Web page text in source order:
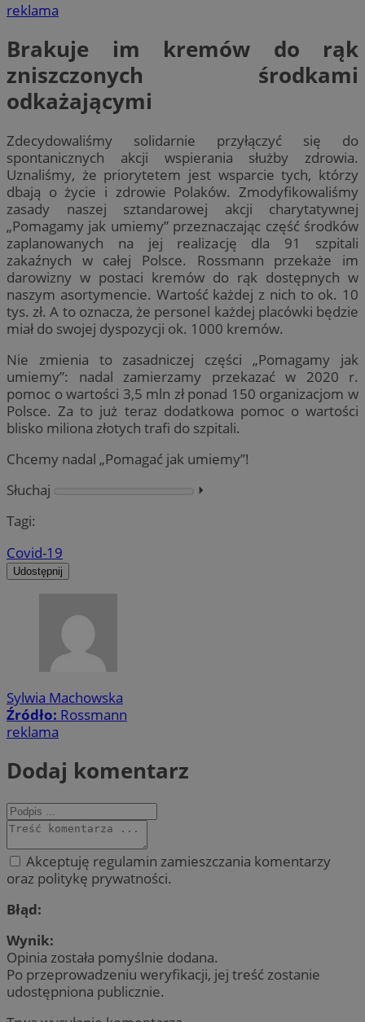
reklama
Brakuje im kremów do rąk
zniszczonych środkami
odkażającymi
Zdecydowaliśmy solidarnie przyłączyć się do
spontanicznych akcji wspierania służby zdrowia.
Uznaliśmy, że priorytetem jest wsparcie tych, którzy
dbają o życie i zdrowie Polaków. Zmodyfikowaliśmy
zasady naszej sztandarowej akcji charytatywnej
„Pomagamy jak umiemy” przeznaczając część środków
zaplanowanych na jej realizację dla 91 szpitali
zakaźnych w całej Polsce. Rossmann przekaże im
darowizny w postaci kremów do rąk dostępnych w
naszym asortymencie. Wartość każdej z nich to ok. 10
tys. zł. A to oznacza, że personel każdej placówki będzie
miał do swojej dyspozycji ok. 1000 kremów.
Nie zmienia to zasadniczej części „Pomagamy jak
umiemy”: nadal zamierzamy przekazać w 2020 r.
pomoc o wartości 3,5 mln zł ponad 150 organizacjom w
Polsce. Za to już teraz dodatkowa pomoc o wartości
blisko miliona złotych trafi do szpitali.
Chcemy nadal „Pomagać jak umiemy”!
Słuchaj
⏵︎
Tagi:
Covid-19
Udostępnij
Sylwia Machowska
Źródło: Rossmann
reklama
Dodaj komentarz
Akceptuję regulamin zamieszczania komentarzy
oraz politykę prywatności.
Błąd:
Wynik:
Opinia została pomyślnie dodana.
Po przeprowadzeniu weryfikacji, jej treść zostanie
udostępniona publicznie.